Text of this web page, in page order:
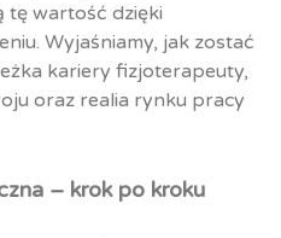
tę wartość dzięki
Wyjaśniamy, jak zostać
kariery fizjoterapeuty,
oraz realia rynku pracy
– krok po kroku